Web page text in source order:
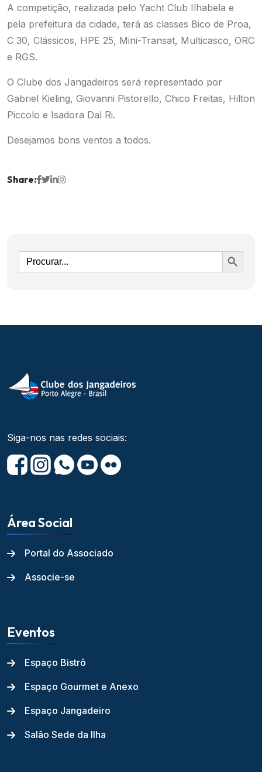
A competição, realizada pelo Yacht Club Ilhabela e
pela prefeitura da cidade, terá as classes Bico de Proa,
C 30, Clássicos, HPE 25, Mini-Transat, Multicasco, ORC
e RGS.
O Clube dos Jangadeiros será representado por
Gabriel Kieling, Giovanni Pistorello, Chico Freitas, Hilton
Piccolo e Isadora Dal Ri.
Desejamos bons ventos a todos.
Share:
Ir
Siga-nos nas redes sociais:
Área Social
Portal do Associado
Associe-se
Eventos
Espaço Bistrô
Espaço Gourmet e Anexo
Espaço Jangadeiro
Salão Sede da Ilha